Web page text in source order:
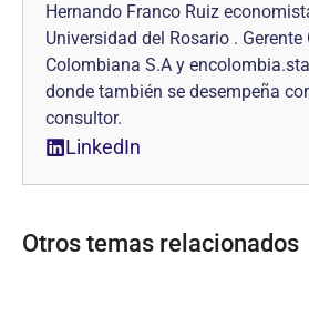
Hernando Franco Ruiz
Universidad del Rosario . Gerente
Colombiana S.A y
donde también se desempeña
consultor.
LinkedIn
Otros temas relacionados